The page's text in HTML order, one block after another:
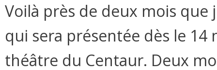
Voilà près de deux mois que
qui sera présentée dès le 14
théâtre du Centaur. Deux